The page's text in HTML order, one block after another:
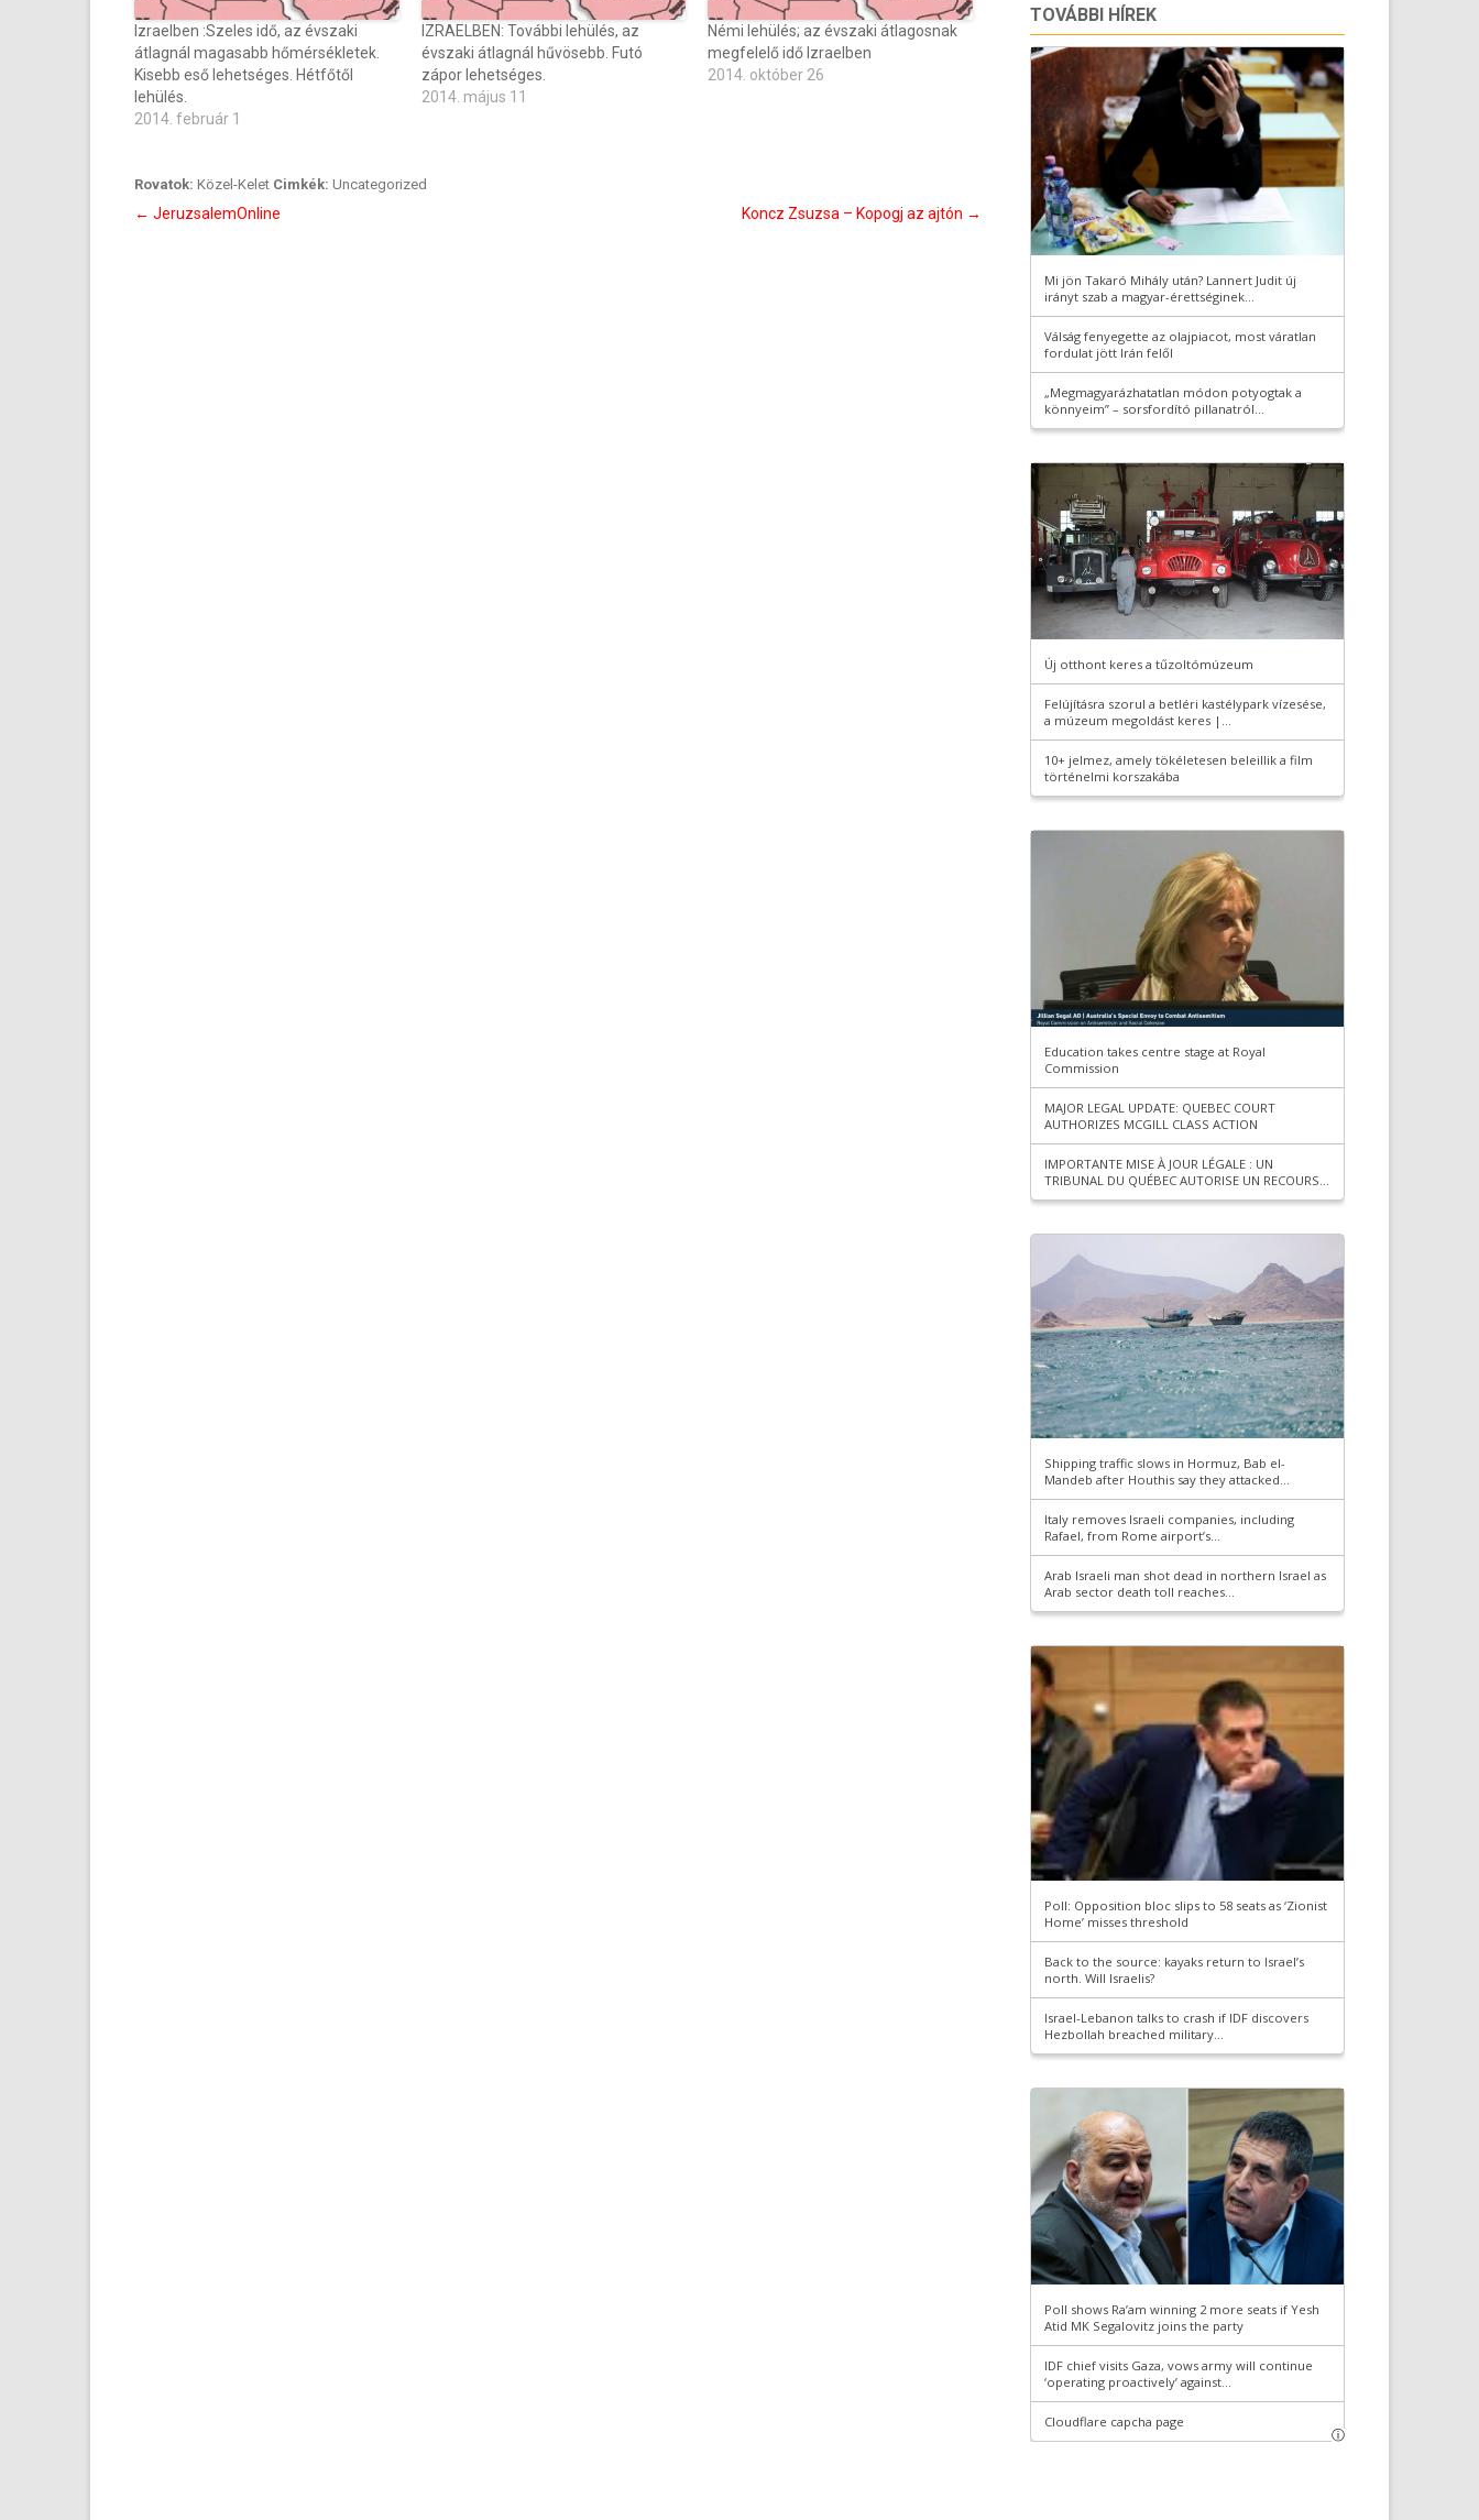
Izraelben :Szeles idő, az évszaki
átlagnál magasabb hőmérsékletek.
Kisebb eső lehetséges. Hétfőtől
lehülés.
2014. február 1
IZRAELBEN: További lehülés, az
évszaki átlagnál hűvösebb. Futó
zápor lehetséges.
2014. május 11
Némi lehülés; az évszaki átlagosnak
megfelelő idő Izraelben
2014. október 26
Rovatok: Közel-Kelet Cimkék: Uncategorized
Bejegyzés
← JeruzsalemOnline Koncz Zsuzsa – Kopogj az ajtón →
TOVÁBBI HÍREK